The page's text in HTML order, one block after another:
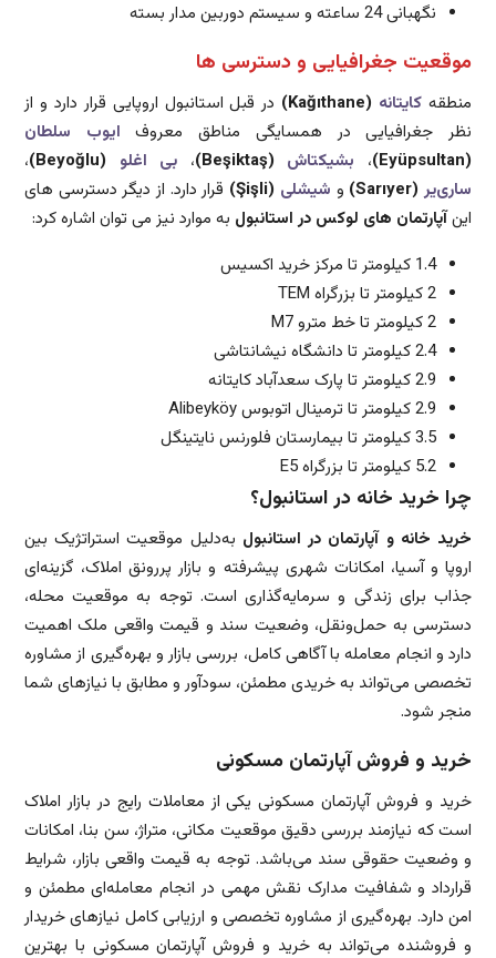
نگهبانی 24 ساعته و سیستم دوربین مدار بسته
موقعیت جغرافیایی و دسترسی ها
منطقه کایتانه (Kağıthane)
در قبل استانبول اروپایی قرار دارد و از
نظر جغرافیایی در همسایگی مناطق معروف ایوب سلطان
(Eyüpsultan)
، بشیکتاش (Beşiktaş) ، بی اغلو (Beyoğlu)
،
ساری‌یر(Sarıyer) و شیشلی (Şişli)
قرار دارد. از دیگر دسترسی های
اینآپارتمان های لوکس در استانبول به موارد نیز می توان اشاره کرد:
1.4 کیلومتر تا مرکز خرید اکسیس
2 کیلومتر تا بزرگراه TEM
2 کیلومتر تا خط مترو M7
2.4 کیلومتر تا دانشگاه نیشانتاشی
2.9 کیلومتر تا پارک سعدآباد کایتانه
2.9 کیلومتر تا ترمینال اتوبوس Alibeyköy
3.5 کیلومتر تا بیمارستان فلورنس نایتینگل
5.2 کیلومتر تا بزرگراه E5
چرا خرید خانه در استانبول؟
خرید خانه و آپارتمان در استانبول به‌دلیل موقعیت استراتژیک بین
اروپا و آسیا، امکانات شهری پیشرفته و بازار پررونق املاک، گزینه‌ای
جذاب برای زندگی و سرمایه‌گذاری است. توجه به موقعیت محله،
دسترسی به حمل‌ونقل، وضعیت سند و قیمت واقعی ملک اهمیت
دارد و انجام معامله با آگاهی کامل، بررسی بازار و بهره‌گیری از مشاوره
تخصصی می‌تواند به خریدی مطمئن، سودآور و مطابق با نیازهای شما
منجر شود.
خرید و فروش آپارتمان مسکونی
خرید و فروش آپارتمان مسکونی یکی از معاملات رایج در بازار املاک
است که نیازمند بررسی دقیق موقعیت مکانی، متراژ، سن بنا، امکانات
و وضعیت حقوقی سند می‌باشد. توجه به قیمت واقعی بازار، شرایط
قرارداد و شفافیت مدارک نقش مهمی در انجام معامله‌ای مطمئن و
امن دارد. بهره‌گیری از مشاوره تخصصی و ارزیابی کامل نیازهای خریدار
و فروشنده می‌تواند به خرید و فروش آپارتمان مسکونی با بهترین